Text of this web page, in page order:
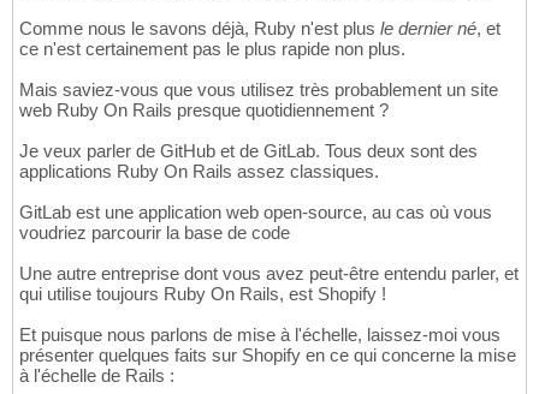
Comme nous le savons déjà, Ruby n'est plus le dernier né, et
ce n'est certainement pas le plus rapide non plus.
Mais saviez-vous que vous utilisez très probablement un site
web Ruby On Rails presque quotidiennement ?
Je veux parler de GitHub et de GitLab. Tous deux sont des
applications Ruby On Rails assez classiques.
GitLab est une application web open-source, au cas où vous
voudriez parcourir la base de code
Une autre entreprise dont vous avez peut-être entendu parler, et
qui utilise toujours Ruby On Rails, est Shopify !
Et puisque nous parlons de mise à l'échelle, laissez-moi vous
présenter quelques faits sur Shopify en ce qui concerne la mise
à l'échelle de Rails :